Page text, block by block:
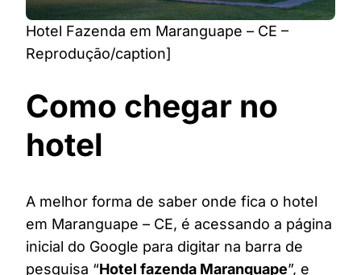
Hotel Fazenda em Maranguape – CE –
Reprodução/caption]
Como chegar no
hotel
A melhor forma de saber onde fica o hotel
em Maranguape – CE, é acessando a página
inicial do Google para digitar na barra de
pesquisa “Hotel fazenda Maranguape”, e